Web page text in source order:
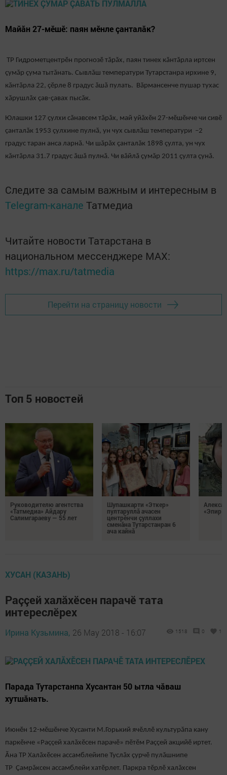
Майăн 27-мӗшӗ: паян мӗнле çанталăк?
ТР Гидрометцентрӗн прогнозӗ тăрăх, паян тинех кăнтăрла иртсен
çумăр çума тытăнать. Сывлăш температури Тутарстанра ирхине 9,
кăнтăрла 22, çӗрле 8 градус ăшă пулать. Вăрмансенче пушар тухас
хăрушлăх çав-çавах пысăк.
Юлашки 127 çулхи сăнавсем тăрăх, май уйăхӗн 27-мӗшӗнче чи сивӗ
çанталăк 1953 çулхине пулнă, ун чух сывлăш температури –2
градус таран анса ларнă. Чи шăрăх çанталăк 1898 çулта, ун чух
кăнтăрла 31.7 градус ăшă пулнă. Чи вăйлă çумăр 2011 çулта çунă.
Следите за самым важным и интересным в
Telegram-канале Татмедиа
Читайте новости Татарстана в
национальном мессенджере MАХ:
https://max.ru/tatmedia
Перейти на страницу новости
Топ 5 новостей
Руководителю агентства
«Татмедиа» Айдару
Салимгараеву — 55 лет
Шупашкарти «Эткер»
пултаруллă ачасен
центрӗнчи çуллахи
сменăна Тутарстанран 6
ача кайнă
«Эпир
ХУСАН (КАЗАНЬ)
Раççей халăхӗсен парачӗ тата
интереслӗрех
Ирина Кузьмина, 26 May 2018 - 16:07 1518 0 1
Парада Тутарстанпа Хусантан 50 ытла чăваш
хутшăнать.
Июнӗн 12-мӗшӗнче Хусанти М.Горький ячӗллӗ культурăпа кану
паркӗнче «Раççей халăхӗсен парачӗ» пӗтӗм Раççей акцийӗ иртет.
Ăна ТР Халăхӗсен ассамблейипе Туслăх çурчӗ пулăшнипе
ТР Çамрăксен ассамблейи хатӗрлет. Паркра тӗрлӗ халăхсен